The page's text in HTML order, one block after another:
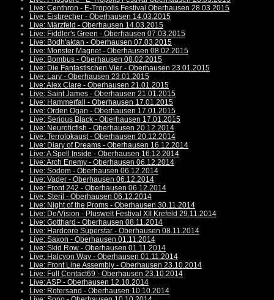
Live: Centhron - E-Tropolis Festival Oberhausen 28.03.2015
Live: Eisbrecher - Oberhausen 14.03.2015
Live: Märzfeld - Oberhausen 14.03.2015
Live: Fiddler's Green - Oberhausen 07.03.2015
Live: Bodh'aktan - Oberhausen 07.03.2015
Live: Monster Magnet - Oberhausen 08.02.2015
Live: Bombus - Oberhausen 08.02.2015
Live: Die Fantastischen Vier - Oberhausen 23.01.2015
Live: Lary - Oberhausen 23.01.2015
Live: Alex Clare - Oberhausen 21.01.2015
Live: Saint James - Oberhausen 21.01.2015
Live: Hammerfall - Oberhausen 17.01.2015
Live: Orden Ogan - Oberhausen 17.01.2015
Live: Serious Black - Oberhausen 17.01.2015
Live: Neuroticfish - Oberhausen 20.12.2014
Live: Terrolokaust - Oberhausen 20.12.2014
Live: Diary of Dreams - Oberhausen 16.12.2014
Live: A Spell Inside - Oberhausen 16.12.2014
Live: Arch Enemy - Oberhausen 06.12.2014
Live: Sodom - Oberhausen 06.12.2014
Live: Vader - Oberhausen 06.12.2014
Live: Front 242 - Oberhausen 06.12.2014
Live: Steril - Oberhausen 06.12.2014
Live: Night of the Proms - Oberhausen 30.11.2014
Live: De/Vision - Pluswelt Festival XII Krefeld 29.11.2014
Live: Gotthard - Oberhausen 08.11.2014
Live: Hardcore Superstar - Oberhausen 08.11.2014
Live: Saxon - Oberhausen 01.11.2014
Live: Skid Row - Oberhausen 01.11.2014
Live: Halcyon Way - Oberhausen 01.11.2014
Live: Front Line Assembly - Oberhausen 23.10.2014
Live: Full Contact69 - Oberhausen 23.10.2014
Live: ASP - Oberhausen 12.10.2014
Live: Rotersand - Oberhausen 10.10.2014